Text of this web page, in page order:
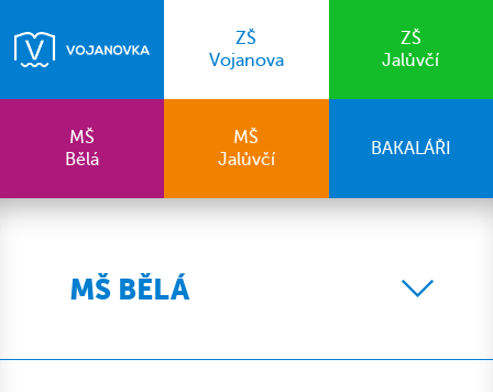
ZŠ
Vojanova
ZŠ
Jalůvčí
MŠ
Bělá
MŠ
Jalůvčí
BAKALÁŘI
MŠ BĚLÁ